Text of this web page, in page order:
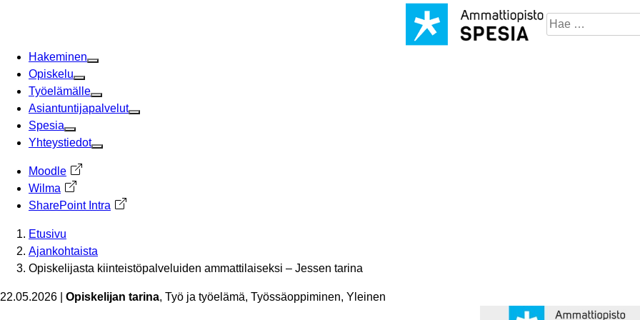
Hae
sivustosta
Hakeminen
Opiskelu
Työelämälle
Asiantuntijapalvelut
Spesia
Yhteystiedot
Moodle Avautuu uuteen välilehteen
Wilma Avautuu uuteen välilehteen
SharePoint Intra Avautuu uuteen välilehteen
Etusivu
Ajankohtaista
Opiskelijasta kiinteistöpalveluiden ammattilaiseksi – Jessen tarina
22.05.2026 Opiskelijan tarina, Työ ja työelämä, Työssäoppiminen, Yleinen